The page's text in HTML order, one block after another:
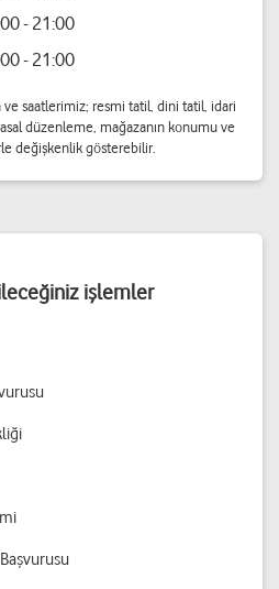
- 21:00
- 21:00
saatlerimiz; resmi tatil, dini tatil, idari
düzenleme, mağazanın konumu ve
değişkenlik gösterebilir.
işlemler